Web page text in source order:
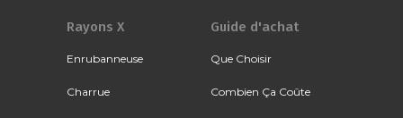
Rayons X
Enrubanneuse
Charrue
Guide d'achat
Que Choisir
Combien Ça Coûte